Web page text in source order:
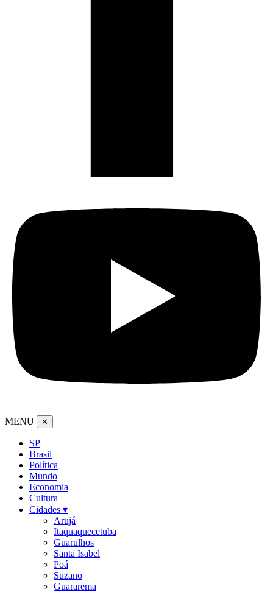
MENU ✕
SP
Brasil
Política
Mundo
Economia
Cultura
Cidades ▾
Arujá
Itaquaquecetuba
Guarulhos
Santa Isabel
Poá
Suzano
Guararema